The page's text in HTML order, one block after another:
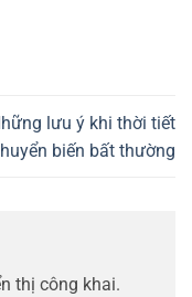
lưu ý khi thời tiết
biến bất thường
thị công khai.